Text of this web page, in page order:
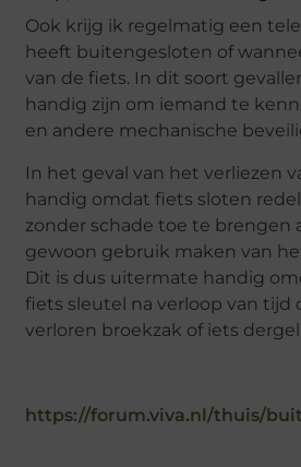
Ook krijg ik regelmatig een
heeft buitengesloten of
van de fiets. In dit soort
handig zijn om iemand te
en andere mechanische
In het geval van het verliezen
handig omdat fiets sloten
zonder schade toe te brengen
gewoon gebruik maken van
Dit is dus uitermate handig
fiets sleutel na verloop van
verloren broekzak of iets
https://forum.viva.nl/thuis/